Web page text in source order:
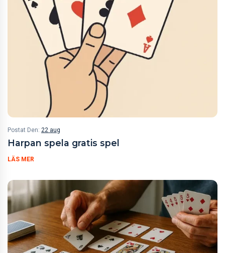
Postat Den: 22 aug
Harpan spela gratis spel
LÄS MER